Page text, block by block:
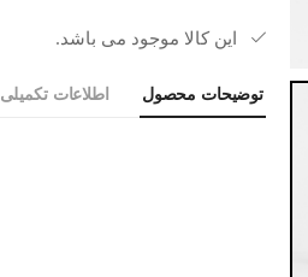
این کالا موجود می باشد.
توضیحات محصول اطلاعات تکمیلی